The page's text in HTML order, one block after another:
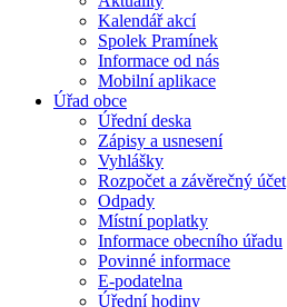
Kalendář akcí
Spolek Pramínek
Informace od nás
Mobilní aplikace
Úřad obce
Úřední deska
Zápisy a usnesení
Vyhlášky
Rozpočet a závěrečný účet
Odpady
Místní poplatky
Informace obecního úřadu
Povinné informace
E-podatelna
Úřední hodiny